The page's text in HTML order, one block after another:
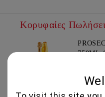
Κορυφαίες
750ML-